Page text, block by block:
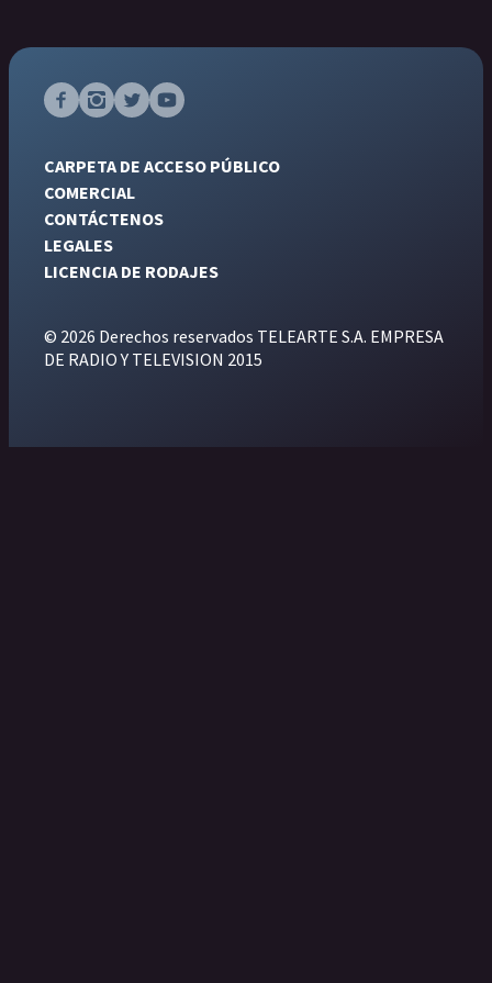
CARPETA DE ACCESO PÚBLICO
COMERCIAL
CONTÁCTENOS
LEGALES
LICENCIA DE RODAJES
© 2026 Derechos reservados TELEARTE S.A. EMPRESA
DE RADIO Y TELEVISION 2015